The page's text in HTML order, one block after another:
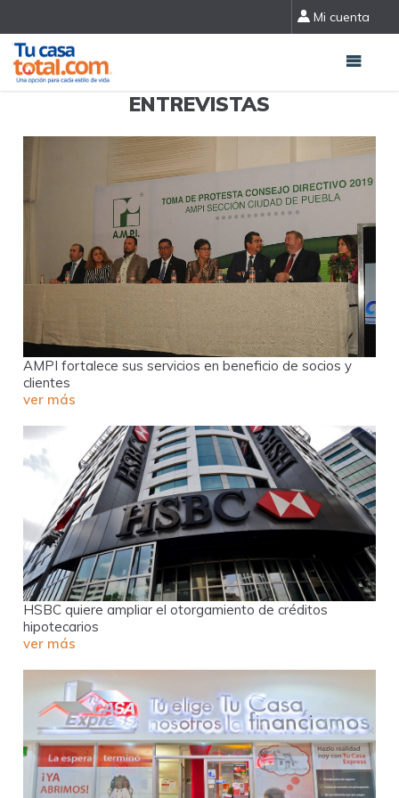
Mi cuenta
ENTREVISTAS
AMPI fortalece sus servicios en beneficio de socios y
clientes
ver más
HSBC quiere ampliar el otorgamiento de créditos
hipotecarios
ver más